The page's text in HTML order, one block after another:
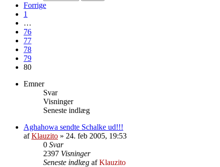
Forrige
1
…
76
77
78
79
80
Emner
Svar
Visninger
Seneste indlæg
Aghahowa sendte Schalke ud!!!
afKlauzito » 24. feb 2005, 19:53
0 Svar
2397 Visninger
Seneste indlæg afKlauzito